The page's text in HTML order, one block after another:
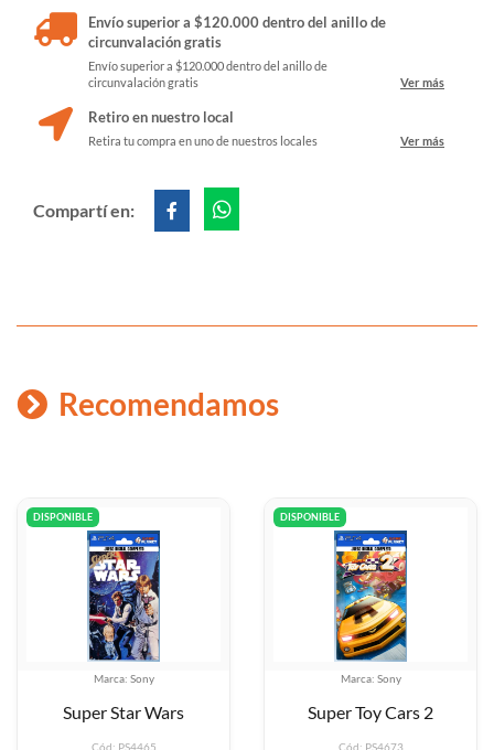
Envío superior a $120.000 dentro del anillo de
circunvalación gratis
Envío superior a $120.000 dentro del anillo de
circunvalación gratis
Ver más
Retiro en nuestro local
Retira tu compra en uno de nuestros locales Ver más
Compartí en:
Recomendamos
Super Toy Cars 2 Surf World